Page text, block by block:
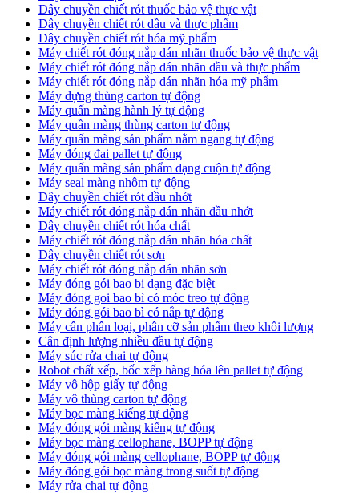
Dây chuyền chiết rót thuốc bảo vệ thực vật
Dây chuyền chiết rót dầu và thực phẩm
Dây chuyền chiết rót hóa mỹ phẩm
Máy chiết rót đóng nắp dán nhãn thuốc bảo vệ thực vật
Máy chiết rót đóng nắp dán nhãn dầu và thực phẩm
Máy chiết rót đóng nắp dán nhãn hóa mỹ phẩm
Máy dựng thùng carton tự động
Máy quấn màng hành lý tự động
Máy quần màng thùng carton tự động
Máy quấn màng sản phẩm nằm ngang tự động
Máy đóng đai pallet tự động
Máy quấn màng sản phẩm dạng cuộn tự động
Máy seal màng nhôm tự động
Dây chuyền chiết rót dầu nhớt
Máy chiết rót đóng nắp dán nhãn dầu nhớt
Dây chuyền chiết rót hóa chất
Máy chiết rót đóng nắp dán nhãn hóa chất
Dây chuyền chiết rót sơn
Máy chiết rót đóng nắp dán nhãn sơn
Máy đóng gói bao bi dạng đặc biệt
Máy đóng goi bao bì có móc treo tự động
Máy đóng gói bao bì có nắp tự động
Máy cân phân loại, phân cỡ sản phẩm theo khối lượng
Cân định lượng nhiều đầu tự động
Máy súc rửa chai tự động
Robot chất xếp, bốc xếp hàng hóa lên pallet tự động
Máy vô hộp giấy tự động
Máy vô thùng carton tự động
Máy bọc màng kiếng tự động
Máy đóng gói màng kiếng tự động
Máy bọc màng cellophane, BOPP tự động
Máy đóng gói màng cellophane, BOPP tự động
Máy đóng gói bọc màng trong suốt tự động
Máy rửa chai tự động